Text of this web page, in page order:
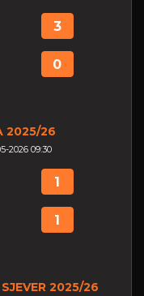
3
0
2025/26
2026 09:30
1
1
2025/26